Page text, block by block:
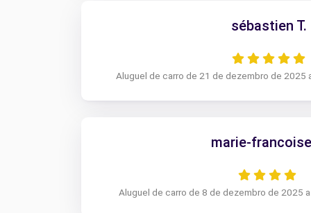
sébastien T.
Aluguel de carro de 21 de dezembro de 2025
marie-
Aluguel de carro de 8 de dezembro de 2025